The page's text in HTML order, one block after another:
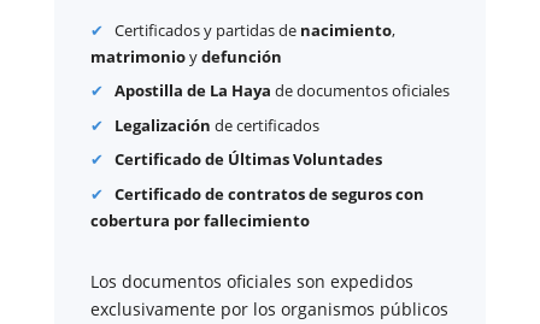
Certificados y partidas de nacimiento,
matrimonioydefunción
Apostilla de La Haya de documentos oficiales
Legalización de certificados
Certificado de Últimas Voluntades
Certificado de contratos de seguros con
cobertura por fallecimiento
Los documentos oficiales son expedidos
exclusivamente por los organismos públicos